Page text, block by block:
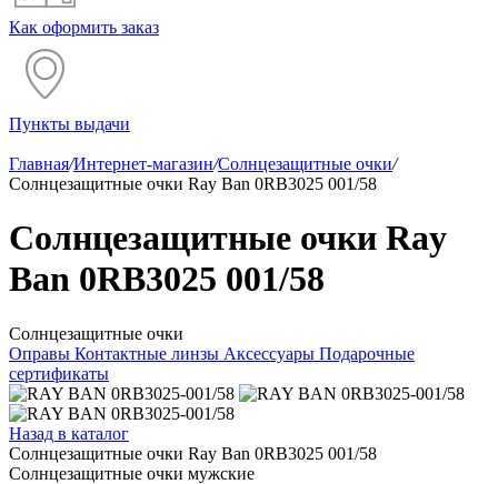
Как оформить заказ
Пункты выдачи
Главная/Интернет-магазин/Солнцезащитные очки/
Солнцезащитные очки Ray Ban 0RB3025 001/58
Солнцезащитные очки Ray
Ban 0RB3025 001/58
Солнцезащитные очки
Оправы Контактные линзы Аксессуары Подарочные
сертификаты
Назад в каталог
Солнцезащитные очки Ray Ban 0RB3025 001/58
Солнцезащитные очки мужские